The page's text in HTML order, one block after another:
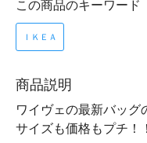
この商品のキーワード
ＩＫＥＡ
商品説明
ワイヴェの最新バッグ
サイズも価格もプチ！！